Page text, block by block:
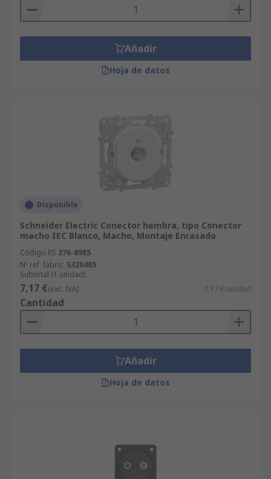
Añadir
Hoja de datos
Disponible
Schneider Electric Conector hembra, tipo Conector
macho IEC Blanco, Macho, Montaje Enrasado
Código RS 276-8985
Nº ref. fabric. S320405
Subtotal (1 unidad)
7,17 €(exc. IVA) 7,17 €/unidad
Cantidad
Añadir
Hoja de datos